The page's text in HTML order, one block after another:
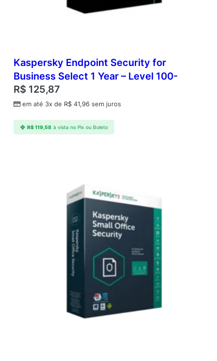
i
d
a
d
e
Kaspersky Endpoint Security for
Business Select 1 Year – Level 100-
R$ 125,87
em até 3x de R$ 41,96 sem juros
R$119,58 à vista no Pix ou Boleto